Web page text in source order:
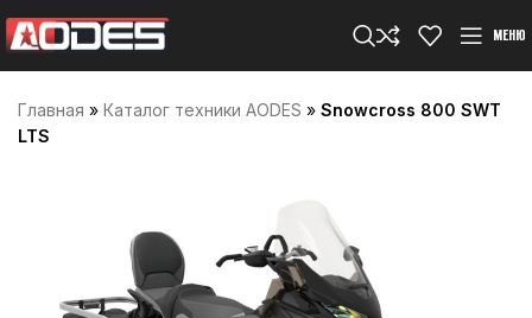
МЕНЮ
Главная » Каталог техники AODES » Snowcross 800 SWT
LTS